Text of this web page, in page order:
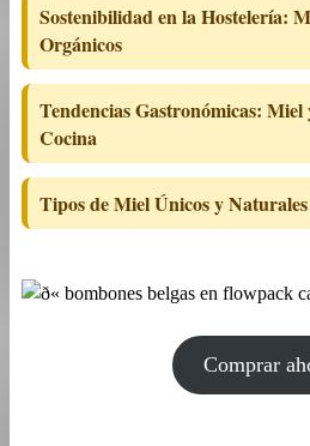
Sostenibilidad en la Hostelería:
Orgánicos
Tendencias Gastronómicas:
Cocina
Tipos de Miel Únicos y Naturales
Comprar